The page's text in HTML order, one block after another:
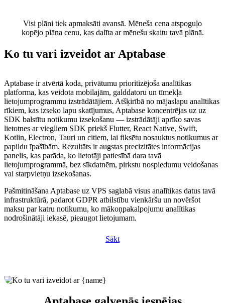
Visi plāni tiek apmaksāti avansā. Mēneša cena atspoguļo
kopējo plāna cenu, kas dalīta ar mēnešu skaitu tavā plānā.
Ko tu vari izveidot ar Aptabase
Aptabase ir atvērtā koda, privātumu prioritizējoša analītikas
platforma, kas veidota mobilajām, galddatoru un tīmekļa
lietojumprogrammu izstrādātājiem. Atšķirībā no mājaslapu analītikas
rīkiem, kas izseko lapu skatījumus, Aptabase koncentrējas uz uz
SDK balstītu notikumu izsekošanu — izstrādātāji aprīko savas
lietotnes ar viegliem SDK priekš Flutter, React Native, Swift,
Kotlin, Electron, Tauri un citiem, lai fiksētu nosauktus notikumus ar
papildu īpašībām. Rezultāts ir augstas precizitātes informācijas
panelis, kas parāda, ko lietotāji patiesībā dara tavā
lietojumprogrammā, bez sīkdatnēm, pirkstu nospiedumu veidošanas
vai starpvietņu izsekošanas.
Pašmitināšana Aptabase uz VPS saglabā visus analītikas datus tavā
infrastruktūrā, padarot GDPR atbilstību vienkāršu un novēršot
maksu par katru notikumu, ko mākoņpakalpojumu analītikas
nodrošinātāji iekasē, pieaugot lietojumam.
Sākt